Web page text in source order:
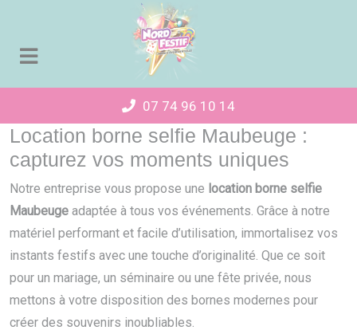
07 74 96 10 14
Location borne selfie Maubeuge :
capturez vos moments uniques
Notre entreprise vous propose une location borne selfie
Maubeuge adaptée à tous vos événements. Grâce à notre
matériel performant et facile d’utilisation, immortalisez vos
instants festifs avec une touche d’originalité. Que ce soit
pour un mariage, un séminaire ou une fête privée, nous
mettons à votre disposition des bornes modernes pour
créer des souvenirs inoubliables.
Panneau de gestion des cookies